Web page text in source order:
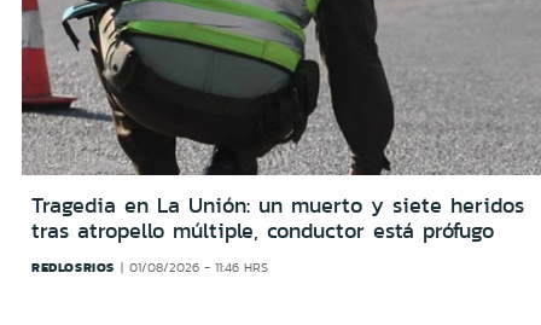
Tragedia en La Unión: un muerto y siete heridos
tras atropello múltiple, conductor está prófugo
REDLOSRIOS 01/08/2026 - 11:46 HRS